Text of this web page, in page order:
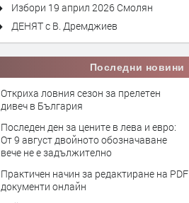
Избори 19 април 2026 Смолян
ДЕНЯТ с В. Дремджиев
Последни новини
Откриха ловния сезон за прелетен
дивеч в България
Последен ден за цените в лева и евро:
От 9 август двойното обозначаване
вече не е задължително
Практичен начин за редактиране на PDF
документи онлайн